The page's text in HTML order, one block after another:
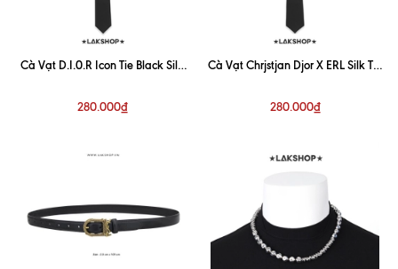
Cà Vạt D.I.0.R Icon Tie Black SilK
280.000₫
Cà Vạt Chrjstjan Djor X ERL Silk Tie
280.000₫